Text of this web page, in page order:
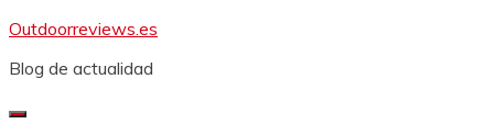
Saltar
contenido
Outdoorreviews.es
Blog de actualidad